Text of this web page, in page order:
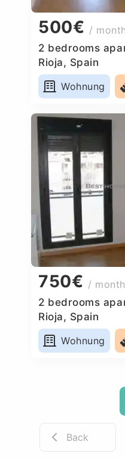
500€ / month
2 bedrooms
Rioja, Spain
Wohnung
750€ / month
2 bedrooms
Rioja, Spain
Wohnung
Back